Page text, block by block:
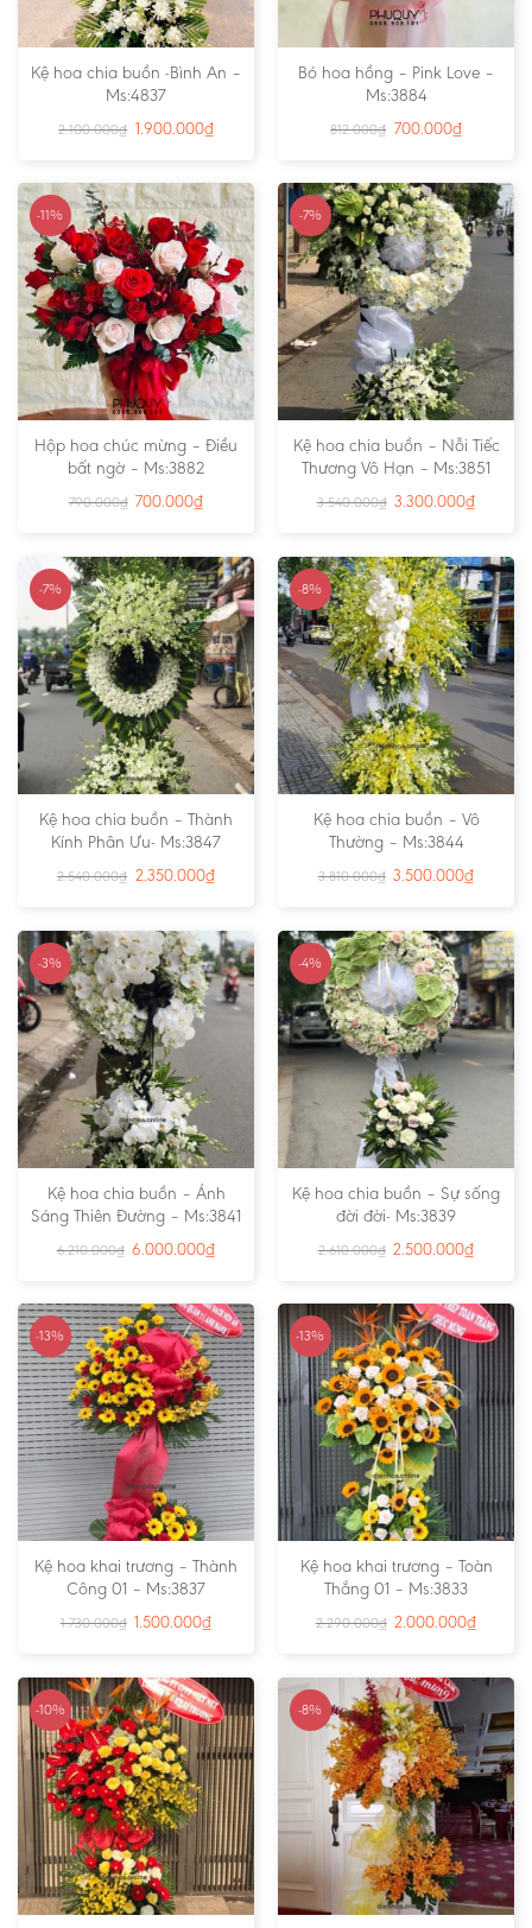
Kệ hoa chia buồn -Bình An –
Ms:4837
2.100.000₫ 1.900.000₫
Bó hoa hồng – Pink Love –
Ms:3884
812.000₫ 700.000₫
-11%
Hộp hoa chúc mừng – Điều
bất ngờ – Ms:3882
790.000₫ 700.000₫
-7%
Kệ hoa chia buồn – Nỗi Tiếc
Thương Vô Hạn – Ms:3851
3.540.000₫ 3.300.000₫
-7%
Kệ hoa chia buồn – Thành
Kính Phân Ưu- Ms:3847
2.540.000₫ 2.350.000₫
-8%
Kệ hoa chia buồn – Vô
Thường – Ms:3844
3.810.000₫ 3.500.000₫
-3%
Kệ hoa chia buồn – Ánh
Sáng Thiên Đường – Ms:3841
6.210.000₫ 6.000.000₫
-4%
Kệ hoa chia buồn – Sự sống
đời đời- Ms:3839
2.610.000₫ 2.500.000₫
-13%
Kệ hoa khai trương – Thành
Công 01 – Ms:3837
1.730.000₫ 1.500.000₫
-13%
Kệ hoa khai trương – Toàn
Thắng 01 – Ms:3833
2.290.000₫ 2.000.000₫
-10% -8%